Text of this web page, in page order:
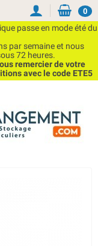
passe en mode été du
par semaine et nous
72 heures.
remercier de votre
avec le code ETE5
0